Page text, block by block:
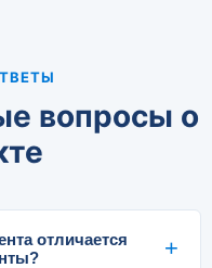
вопросы о
отличается